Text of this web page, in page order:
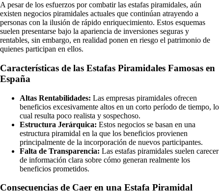
A pesar de los esfuerzos por combatir las estafas piramidales, aún
existen negocios piramidales actuales que continúan atrayendo a
personas con la ilusión de rápido enriquecimiento. Estos esquemas
suelen presentarse bajo la apariencia de inversiones seguras y
rentables, sin embargo, en realidad ponen en riesgo el patrimonio de
quienes participan en ellos.
Características de las Estafas Piramidales Famosas en
España
Altas Rentabilidades: Las empresas piramidales ofrecen
beneficios excesivamente altos en un corto período de tiempo, lo
cual resulta poco realista y sospechoso.
Estructura Jerárquica: Estos negocios se basan en una
estructura piramidal en la que los beneficios provienen
principalmente de la incorporación de nuevos participantes.
Falta de Transparencia: Las estafas piramidales suelen carecer
de información clara sobre cómo generan realmente los
beneficios prometidos.
Consecuencias de Caer en una Estafa Piramidal